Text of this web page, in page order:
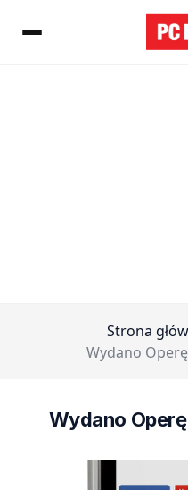
Strona
Wydano
Wydano